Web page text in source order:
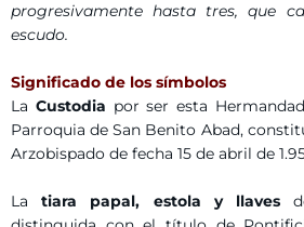
progresivamente hasta tres, que
escudo.
Significado de los símbolos
La Custodia por ser esta
Parroquia de San Benito Abad,
Arzobispado de fecha 15 de abril de
Latiara papal, estola y llaves